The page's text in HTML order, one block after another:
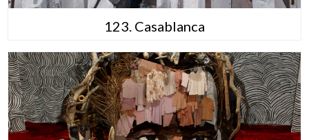
123. Casablanca